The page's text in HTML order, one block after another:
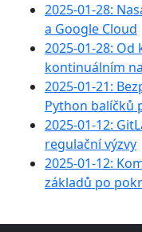
2025-01-28:
a Google Cloud
2025-01-28:
kontinuálním
2025-01-21:
Python balíčků
2025-01-12:
regulační výzvy
2025-01-12:
základů po